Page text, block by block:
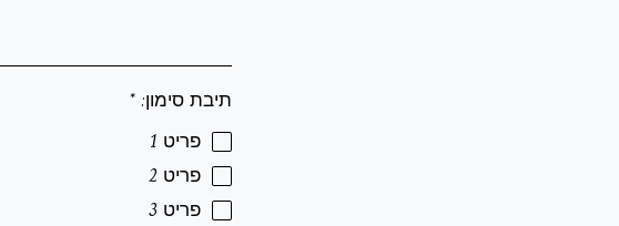
תיבת סימון:*
פריט 1
פריט 2
פריט 3